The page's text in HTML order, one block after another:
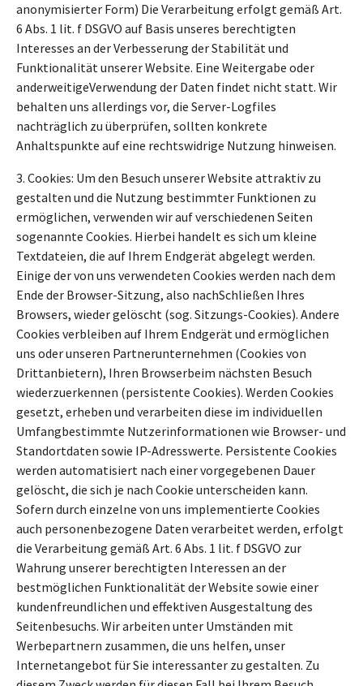
anonymisierter Form) Die Verarbeitung erfolgt gemäß Art.
6 Abs. 1 lit. f DSGVO auf Basis unseres berechtigten
Interesses an der Verbesserung der Stabilität und
Funktionalität unserer Website. Eine Weitergabe oder
anderweitigeVerwendung der Daten findet nicht statt. Wir
behalten uns allerdings vor, die Server-Logfiles
nachträglich zu überprüfen, sollten konkrete
Anhaltspunkte auf eine rechtswidrige Nutzung hinweisen.
3. Cookies: Um den Besuch unserer Website attraktiv zu
gestalten und die Nutzung bestimmter Funktionen zu
ermöglichen, verwenden wir auf verschiedenen Seiten
sogenannte Cookies. Hierbei handelt es sich um kleine
Textdateien, die auf Ihrem Endgerät abgelegt werden.
Einige der von uns verwendeten Cookies werden nach dem
Ende der Browser-Sitzung, also nachSchließen Ihres
Browsers, wieder gelöscht (sog. Sitzungs-Cookies). Andere
Cookies verbleiben auf Ihrem Endgerät und ermöglichen
uns oder unseren Partnerunternehmen (Cookies von
Drittanbietern), Ihren Browserbeim nächsten Besuch
wiederzuerkennen (persistente Cookies). Werden Cookies
gesetzt, erheben und verarbeiten diese im individuellen
Umfangbestimmte Nutzerinformationen wie Browser- und
Standortdaten sowie IP-Adresswerte. Persistente Cookies
werden automatisiert nach einer vorgegebenen Dauer
gelöscht, die sich je nach Cookie unterscheiden kann.
Sofern durch einzelne von uns implementierte Cookies
auch personenbezogene Daten verarbeitet werden, erfolgt
die Verarbeitung gemäß Art. 6 Abs. 1 lit. f DSGVO zur
Wahrung unserer berechtigten Interessen an der
bestmöglichen Funktionalität der Website sowie einer
kundenfreundlichen und effektiven Ausgestaltung des
Seitenbesuchs. Wir arbeiten unter Umständen mit
Werbepartnern zusammen, die uns helfen, unser
Internetangebot für Sie interessanter zu gestalten. Zu